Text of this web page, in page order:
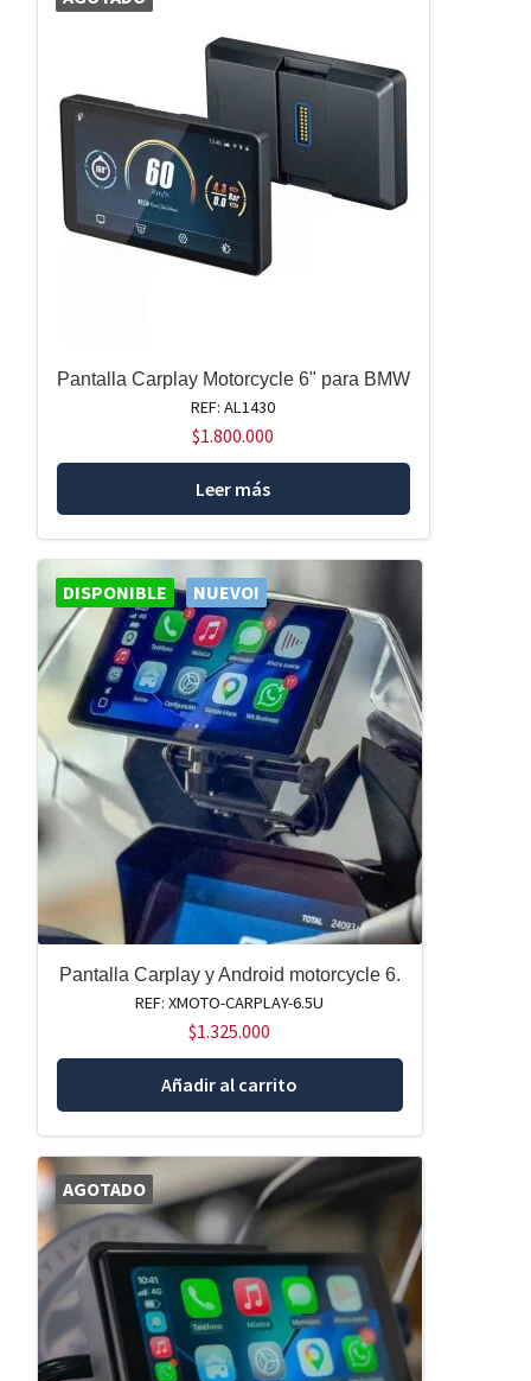
Pantalla Carplay Motorcycle 6" para BMW
REF: AL1430
$1.800.000
Leer más
DISPONIBLE NUEVO!
Pantalla Carplay y Android motorcycle 6.
REF: XMOTO-CARPLAY-6.5U
$1.325.000
Añadir al carrito
AGOTADO